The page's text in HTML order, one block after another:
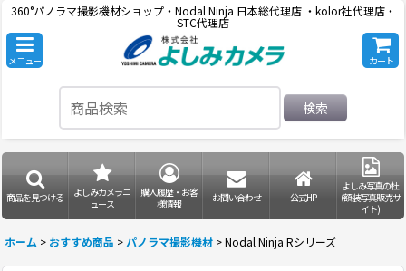
360°パノラマ撮影機材ショップ・Nodal Ninja 日本総代理店 ・kolor社代理店・
STC代理店
メニュー カート
検索
商品を見つける
よしみカメラニ
ュース
購入履歴・お客
様情報
お問い合わせ 公式HP
よしみ写真の杜
(額装写真販売サ
イト)
ホーム > おすすめ商品 > パノラマ撮影機材 >Nodal Ninja Rシリーズ